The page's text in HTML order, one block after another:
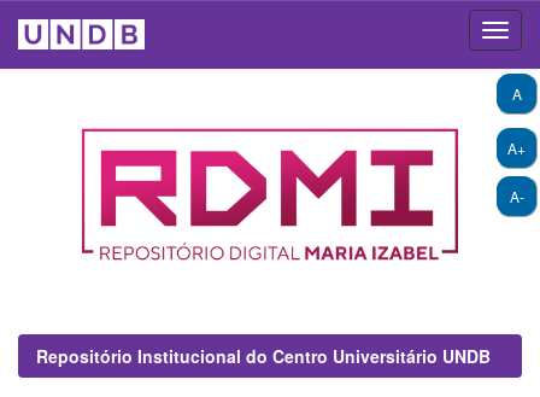
A+
A-
A
Repositório Institucional do Centro Universitário UNDB